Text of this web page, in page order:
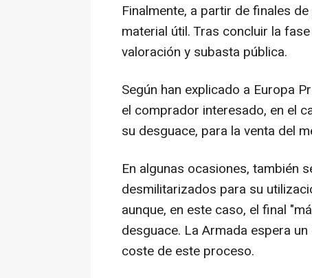
Finalmente, a partir de finales
material útil. Tras concluir la
valoración y subasta pública.
Según han explicado a Europa
el comprador interesado, en el
su desguace, para la venta del
En algunas ocasiones, también
desmilitarizados para su
aunque, en este caso, el final
desguace. La Armada espera
coste de este proceso.